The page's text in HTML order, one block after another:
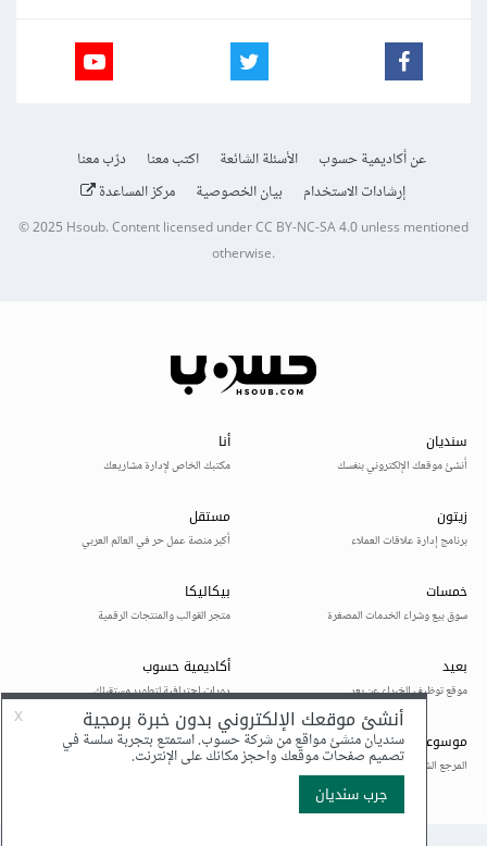
عن أكاديمية حسوب الأسئلة الشائعة اكتب معنا
درّب معنا
إرشادات الاستخدام
بيان الخصوصية مركز المساعدة
© 2025Hsoub.Content licensed underCC BY-NC-SA 4.0unless mentioned
otherwise.